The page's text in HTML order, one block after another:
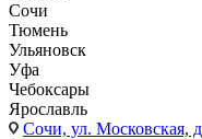
Сочи
Тюмень
Ульяновск
Уфа
Чебоксары
Ярославль
Сочи, ул. Московская,